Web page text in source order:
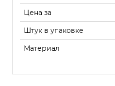
Цена за
Штук в упаковке
Материал